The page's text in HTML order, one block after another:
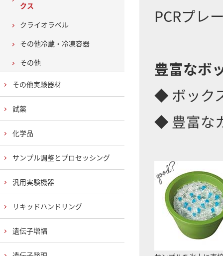
PCRプレ
豊富なボ
◆ ボック
◆ 豊富な
クス
クライオラベル
その他冷蔵・冷凍容器
その他
その他実験器材
試薬
化学品
サンプル調整とプロセッシング
汎用実験機器
リキッドハンドリング
遺伝子増幅